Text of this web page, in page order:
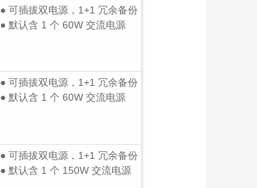
● 可插拔双电源，1+1 冗余备份
● 默认含 1 个 60W 交流电源
● 可插拔双电源，1+1 冗余备份
● 默认含 1 个 60W 交流电源
● 可插拔双电源，1+1 冗余备份
● 默认含 1 个 150W 交流电源